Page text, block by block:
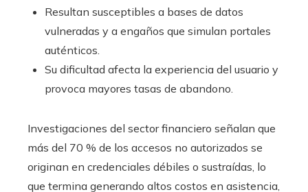
Resultan susceptibles a bases de datos
vulneradas y a engaños que simulan portales
auténticos.
Su dificultad afecta la experiencia del usuario y
provoca mayores tasas de abandono.
Investigaciones del sector financiero señalan que
más del 70 % de los accesos no autorizados se
originan en credenciales débiles o sustraídas, lo
que termina generando altos costos en asistencia,